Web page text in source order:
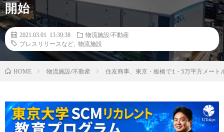
開始
2021.03.01 13:39:38
物流施設/不動産
プレスリリースなど
物流施設
HOME 物流施設/不動産 住友商事、東京・板橋で1・5万平方メート